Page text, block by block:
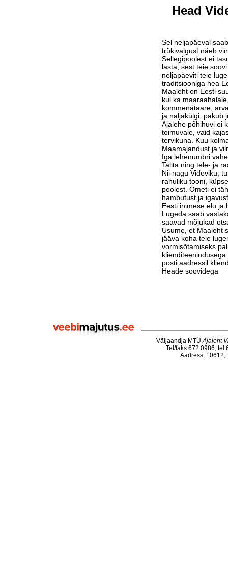
Head
Sel neljapäeval
trükivalgust näeb
Sellegipoolest ei
lasta, sest teie
neljapäeviti teie
traditsiooniga hea
Maaleht on Eesti
kui ka
kommenätaare,
ja naljakülgi, pakub
Ajalehe põhihuvi ei
toimuvale, vaid
tervikuna. Kuu
Maamajandust ja
Iga lehenumbri
Talita ning tele- ja
Nii nagu Videviku,
rahuliku tooni,
poolest. Ometi ei
hambutust ja
Eesti inimese elu ja
Lugeda saab
saavad mõjukad
Usume, et Maaleht
jääva koha teie
vormisõtamiseks
posti aadressil
Heade soovidega
Väljaandja MTÜAjaleht
Tel/faks 672 0986, tel
Aadress: 10612,